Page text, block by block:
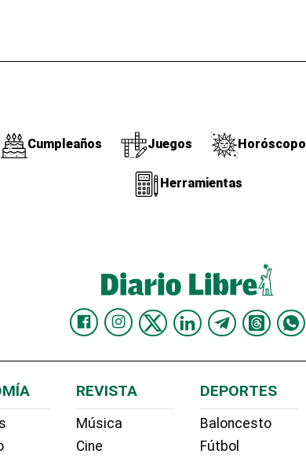
Cumpleaños Juegos Horóscopo
Herramientas
REVISTA
Música
Cine
DEPORTES
Baloncesto
Fútbol